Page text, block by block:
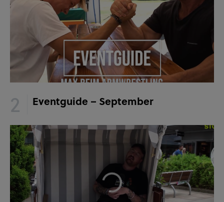
Eventguide – September